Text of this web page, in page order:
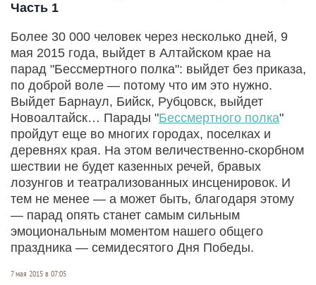
Часть 1
Более 30 000 человек через несколько дней, 9
мая 2015 года, выйдет в Алтайском крае на
парад "Бессмертного полка": выйдет без приказа,
по доброй воле — потому что им это нужно.
Выйдет Барнаул, Бийск, Рубцовск, выйдет
Новоалтайск… Парады "Бессмертного полка"
пройдут еще во многих городах, поселках и
деревнях края. На этом величественно-скорбном
шествии не будет казенных речей, бравых
лозунгов и театрализованных инсценировок. И
тем не менее — а может быть, благодаря этому
— парад опять станет самым сильным
эмоциональным моментом нашего общего
праздника — семидесятого Дня Победы.
7 мая 2015 в 07:05